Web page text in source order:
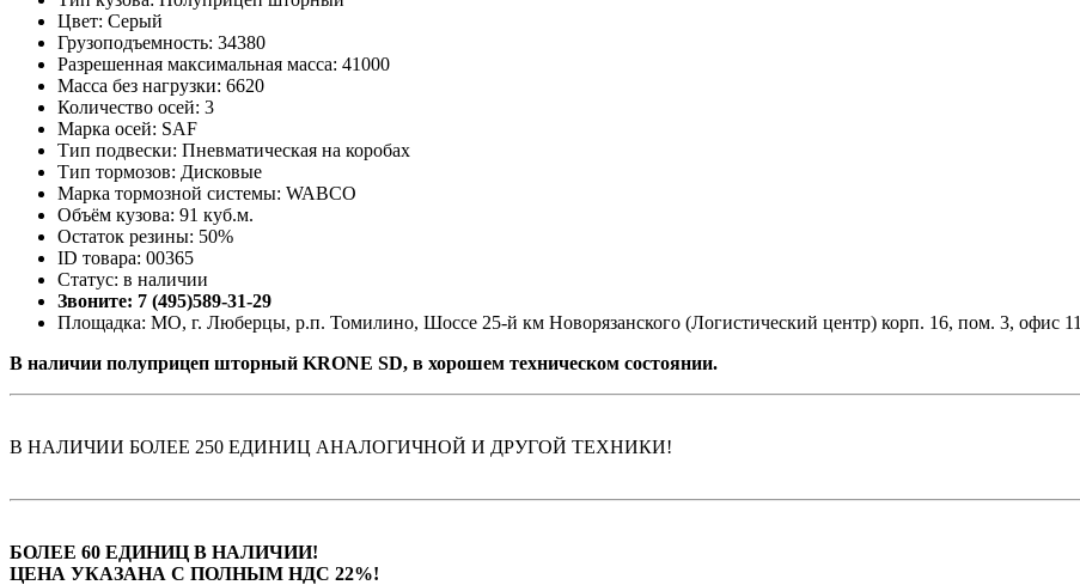
Цвет: Серый
Грузоподъемность: 34380
Разрешенная максимальная масса: 41000
Масса без нагрузки: 6620
Количество осей: 3
Марка осей: SAF
Тип подвески: Пневматическая на коробах
Тип тормозов: Дисковые
Марка тормозной системы: WABCO
Объём кузова: 91 куб.м.
Остаток резины: 50%
ID товара: 00365
Статус: в наличии
Звоните: 7 (495)589-31-29
Площадка: МО, г. Люберцы, р.п. Томилино, Шоссе 25-й км Новорязанского (Логистический центр) корп. 16, пом. 3, офис 11
В наличии полуприцеп шторный KRONE SD, в хорошем техническом состоянии.
В НАЛИЧИИ БОЛЕЕ 250 ЕДИНИЦ АНАЛОГИЧНОЙ И ДРУГОЙ ТЕХНИКИ!
БОЛЕЕ 60 ЕДИНИЦ В НАЛИЧИИ!
ЦЕНА УКАЗАНА С ПОЛНЫМ НДС 22%!